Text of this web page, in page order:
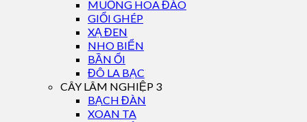
MUỒNG HOA ĐÀO
GIỔI GHÉP
XẠ ĐEN
NHO BIỂN
BẦN ỔI
ĐÔ LA BẠC
CÂY LÂM NGHIỆP 3
BẠCH ĐÀN
XOAN TA